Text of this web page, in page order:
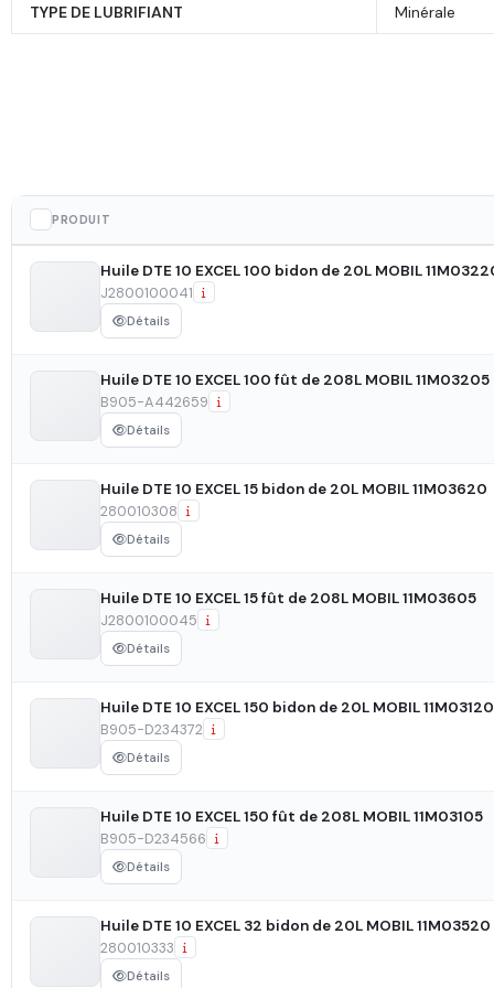
TYPE DE LUBRIFIANT minérale
PRODUIT
Huile DTE 10 EXCEL 100 bidon de 20L MOBIL
J2800100041
Détails
Huile DTE 10 EXCEL 100 fût de 208L MOBIL 11M03205
B905-A442659
Détails
Huile DTE 10 EXCEL 15 bidon de 20L MOBIL 11M03620
280010308
Détails
Huile DTE 10 EXCEL 15 fût de 208L MOBIL 11M03605
J2800100045
Détails
Huile DTE 10 EXCEL 150 bidon de 20L MOBIL 11M03120
B905-D234372
Détails
Huile DTE 10 EXCEL 150 fût de 208L MOBIL 11M03105
B905-D234566
Détails
Huile DTE 10 EXCEL 32 bidon de 20L MOBIL 11M03520
280010333
Détails
Vous pouvez
occuperons du reste !
Demande
Demande
Demande